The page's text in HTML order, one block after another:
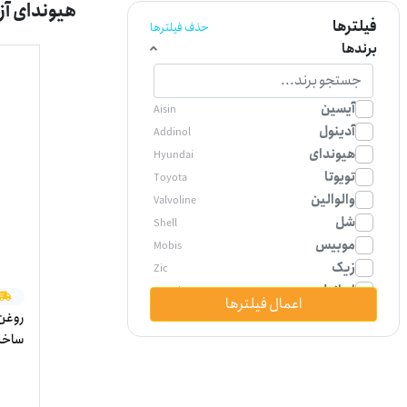
فیلترها حذف فیلترها
برندها
آیسین Aisin
آدینول Addinol
هیوندای Hyundai
تویوتا Toyota
والوالین Valvoline
شل Shell
موبیس Mobis
زیک Zic
ایرانول Iranol
لیکومولی LIQUI MOLY
اعمال فیلترها
هیوندای آزرا گرنجور